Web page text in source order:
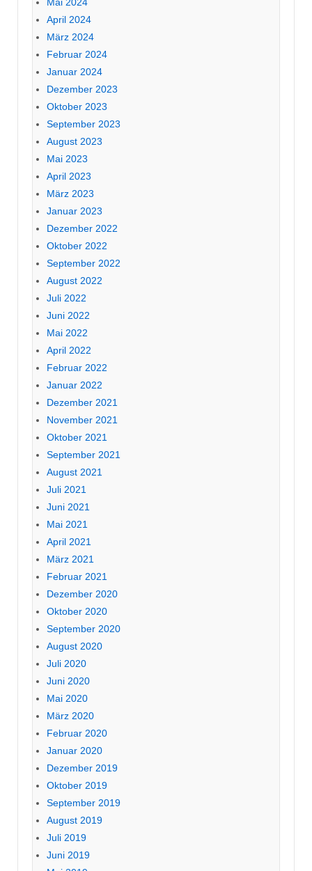
April 2024
März 2024
Februar 2024
Januar 2024
Dezember 2023
Oktober 2023
September 2023
August 2023
Mai 2023
April 2023
März 2023
Januar 2023
Dezember 2022
Oktober 2022
September 2022
August 2022
Juli 2022
Juni 2022
Mai 2022
April 2022
Februar 2022
Januar 2022
Dezember 2021
November 2021
Oktober 2021
September 2021
August 2021
Juli 2021
Juni 2021
Mai 2021
April 2021
März 2021
Februar 2021
Dezember 2020
Oktober 2020
September 2020
August 2020
Juli 2020
Juni 2020
Mai 2020
März 2020
Februar 2020
Januar 2020
Dezember 2019
Oktober 2019
September 2019
August 2019
Juli 2019
Juni 2019